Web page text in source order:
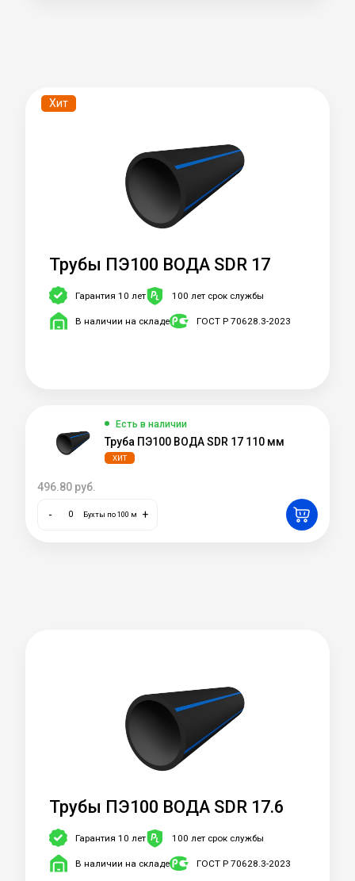
Хит
Трубы ПЭ100 ВОДА SDR 17
Гарантия 10 лет 100 лет срок службы
В наличии на складе ГОСТ Р 70628.3-2023
Есть в наличии
Труба ПЭ100 ВОДА SDR 17 110 мм
ХИТ
496.80 руб.
- Бухты по 100 м +
Трубы ПЭ100 ВОДА SDR 17.6
Гарантия 10 лет 100 лет срок службы
В наличии на складе ГОСТ Р 70628.3-2023